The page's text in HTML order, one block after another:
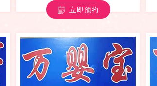
立即预约